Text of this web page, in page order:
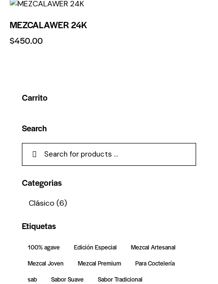
MEZCALAWER 24K
$450.00
Carrito
Search
Categorias
Clásico (6)
Etiquetas
100% agave Edición Especial
Mezcal Artesanal
Mezcal Joven
Mezcal Premium
Para Coctelería
sab
Sabor Suave Sabor Tradicional